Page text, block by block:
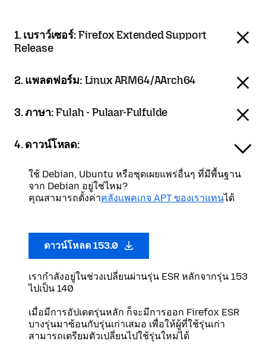
1. เบราว์เซอร์:Firefox Extended Support
Release
2. แพลตฟอร์ม: Linux ARM64/AArch64
3. ภาษา:Fulah - Pulaar-Fulfulde
4. ดาวน์โหลด:
ใช้ Debian, Ubuntu หรือชุดเผยแพร่อื่นๆ ที่มีพื้นฐาน
จาก Debian อยู่ใช่ไหม?
คุณสามารถตั้งค่าคลังแพคเกจ APT ของเราแทนได้
ดาวน์โหลด 153.0
เรากำลังอยู่ในช่วงเปลี่ยนผ่านรุ่น ESR หลักจากรุ่น 153
ไปเป็น 140
เมื่อมีการอัปเดตรุ่นหลัก ก็จะมีการออก Firefox ESR
บางรุ่นมาซ้อนกับรุ่นเก่าเสมอ เพื่อให้ผู้ที่ใช้รุ่นเก่า
สามารถเตรียมตัวเปลี่ยนไปใช้รุ่นใหม่ได้